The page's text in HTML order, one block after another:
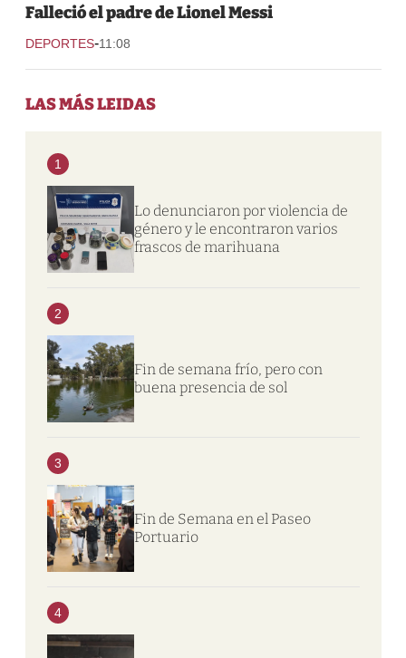
Falleció el padre de Lionel Messi
DEPORTES-11:08
LAS MÁS LEIDAS
1
Lo denunciaron por violencia de
género y le encontraron varios
frascos de marihuana
2
Fin de semana frío, pero con
buena presencia de sol
3
Fin de Semana en el Paseo
Portuario
4